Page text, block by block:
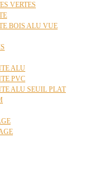
VERTES
BOIS ALU VUE
ALU
PVC
ALU SEUIL PLAT